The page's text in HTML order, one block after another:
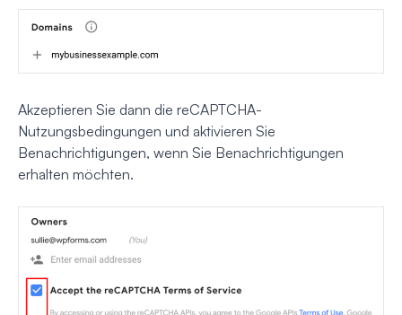
Akzeptieren Sie dann die reCAPTCHA-
Nutzungsbedingungen und aktivieren Sie
Benachrichtigungen, wenn Sie Benachrichtigungen
erhalten möchten.